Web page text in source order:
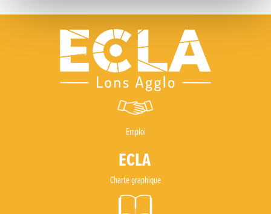
Emploi
Charte graphique